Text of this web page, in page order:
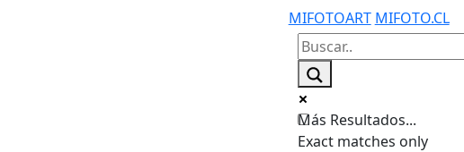
MIFOTOART MIFOTO.CL
Más Resultados...
Exact matches only